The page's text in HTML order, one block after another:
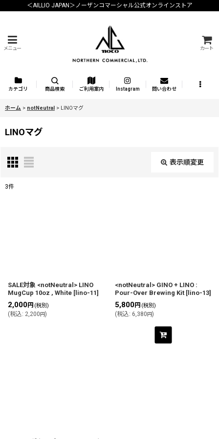
＜AILLIO JAPAN＞ノーザンコマーシャル公式オンラインストア
メニュー カート
カテゴリ 商品検索 ご利用案内 Instagram 問い合わせ
ホーム > notNeutral > LINOマグ
LINOマグ
表示順変更
3件
SALE対象 <notNeutral> LINO
MugCup 10oz , White [ lino-11]
2,000円 (税別)
(税込: 2,200円)
<notNeutral> GINO + LINO :
Pour-Over Brewing Kit [ lino-13]
5,800円 (税別)
(税込: 6,380円)